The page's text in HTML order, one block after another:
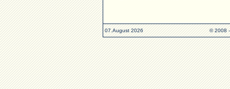
07.August 2026 © 2008